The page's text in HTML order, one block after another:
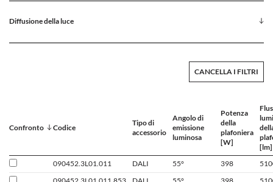
Diffusione della luce
CANCELLA I FILTRI
Confronto Codice
Tipo di
accessorio
Angolo di
emissione
luminosa
Potenza
della
plafoniera
[W]
[lm]
090452.3L01.011
DALI 55° 398